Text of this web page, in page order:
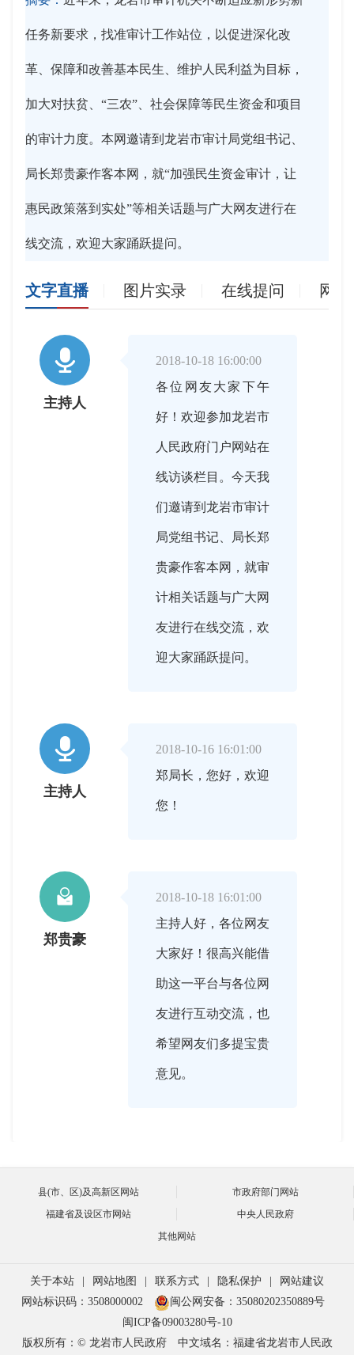
任务新要求，找准审计工作站位，以促进深化改
革、保障和改善基本民生、维护人民利益为目标，
加大对扶贫、“三农”、社会保障等民生资金和项目
的审计力度。本网邀请到龙岩市审计局党组书记、
局长郑贵豪作客本网，就“加强民生资金审计，让
惠民政策落到实处”等相关话题与广大网友进行在
线交流，欢迎大家踊跃提问。
文字直播 图片实录 在线提问 网

主持人
2018-10-18 16:00:00
各位网友大家下午
好！欢迎参加龙岩市
人民政府门户网站在
线访谈栏目。今天我
们邀请到龙岩市审计
局党组书记、局长郑
贵豪作客本网，就审
计相关话题与广大网
友进行在线交流，欢
迎大家踊跃提问。

主持人
2018-10-16 16:01:00
郑局长，您好，欢迎
您！

郑贵豪
2018-10-18 16:01:00
主持人好，各位网友
大家好！很高兴能借
助这一平台与各位网
友进行互动交流，也
希望网友们多提宝贵
意见。

主持人
2018-10-18 16:02:00
随着我国社会经济的
发展和改革进程的日
作用越来越重要。
县(市、区)及高新区网站
市政府部门网站
福建省及设区市网站
中央人民政府
其他网站
关于本站 网站地图 联系方式 隐私保护
网站建议
网站标识码：3508000002
闽公网安备：35080202350889号
闽ICP备09003280号-10
版权所有：© 龙岩市人民政府
中文域名：福建省龙岩市人民政